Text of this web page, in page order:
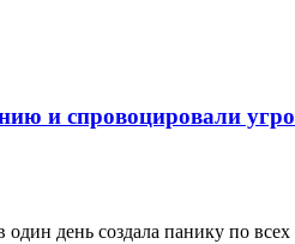
и спровоцировали
день создала панику по